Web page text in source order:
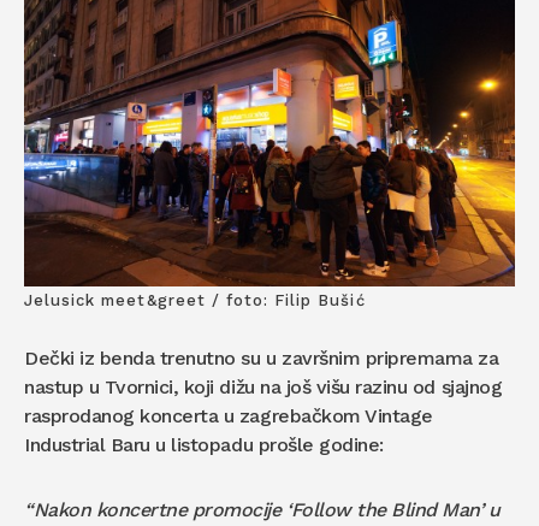
Jelusick meet&greet / foto: Filip Bušić
Dečki iz benda trenutno su u završnim pripremama za
nastup u Tvornici, koji dižu na još višu razinu od sjajnog
rasprodanog koncerta u zagrebačkom Vintage
Industrial Baru u listopadu prošle godine:
“Nakon koncertne promocije ‘Follow the Blind Man’ u